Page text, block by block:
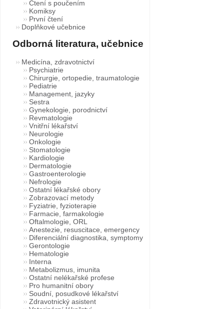
Čtení s poučením
Komiksy
První čtení
Doplňkové učebnice
Odborná literatura, učebnice
Medicína, zdravotnictví
Psychiatrie
Chirurgie, ortopedie, traumatologie
Pediatrie
Management, jazyky
Sestra
Gynekologie, porodnictví
Revmatologie
Vnitřní lékařství
Neurologie
Onkologie
Stomatologie
Kardiologie
Dermatologie
Gastroenterologie
Nefrologie
Ostatní lékařské obory
Zobrazovací metody
Fyziatrie, fyzioterapie
Farmacie, farmakologie
Oftalmologie, ORL
Anestezie, resuscitace, emergency
Diferenciální diagnostika, symptomy
Gerontologie
Hematologie
Interna
Metabolizmus, imunita
Ostatní nelékařské profese
Pro humanitní obory
Soudní, posudkové lékařství
Zdravotnický asistent